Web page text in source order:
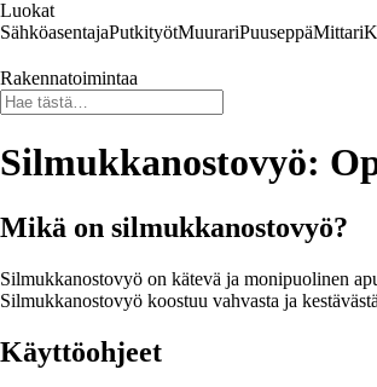
Luokat
SähköasentajaPutkityötMuurariPuuseppäMittari
Rakennatoimintaa
Silmukkanostovyö:
Mikä on silmukkanostovyö?
Silmukkanostovyö on kätevä ja monipuolinen
Silmukkanostovyö koostuu vahvasta ja
Käyttöohjeet